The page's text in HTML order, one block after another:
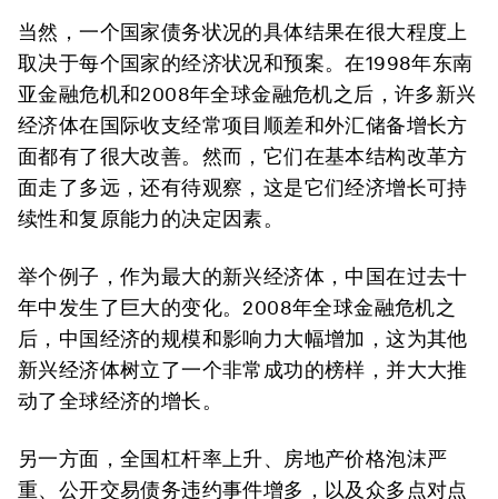
当然，一个国家债务状况的具体结果在很大程度上
取决于每个国家的经济状况和预案。在1998年东南
亚金融危机和2008年全球金融危机之后，许多新兴
经济体在国际收支经常项目顺差和外汇储备增长方
面都有了很大改善。然而，它们在基本结构改革方
面走了多远，还有待观察，这是它们经济增长可持
续性和复原能力的决定因素。
举个例子，作为最大的新兴经济体，中国在过去十
年中发生了巨大的变化。2008年全球金融危机之
后，中国经济的规模和影响力大幅增加，这为其他
新兴经济体树立了一个非常成功的榜样，并大大推
动了全球经济的增长。
另一方面，全国杠杆率上升、房地产价格泡沫严
重、公开交易债务违约事件增多，以及众多点对点